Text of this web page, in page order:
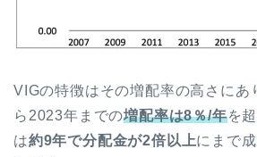
VIGの特徴はその増配率の高さにあ
ら2023年までの増配率は8％/年を
は約9年で分配金が2倍以上にまで